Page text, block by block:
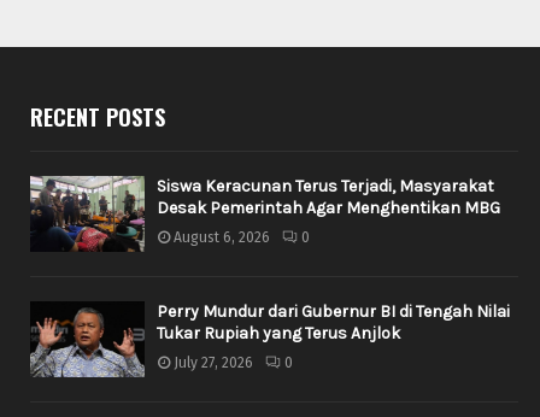
RECENT POSTS
Siswa Keracunan Terus Terjadi, Masyarakat
Desak Pemerintah Agar Menghentikan MBG
August 6, 2026 0
Perry Mundur dari Gubernur BI di Tengah Nilai
Tukar Rupiah yang Terus Anjlok
July 27, 2026 0